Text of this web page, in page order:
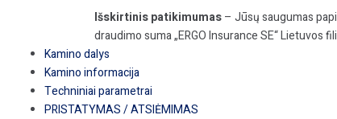
Išskirtinis patikimumas– Jūsų saugumas
draudimo suma „ERGO Insurance SE“ Lietuvos
Kamino dalys
Kamino informacija
Techniniai parametrai
PRISTATYMAS / ATSIĖMIMAS